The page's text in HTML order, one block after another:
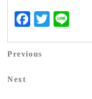
Facebook
Twitter
投
稿
Previous
Previous
Next
Next